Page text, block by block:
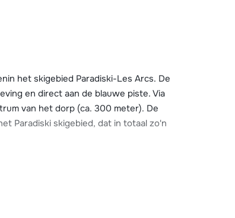
het skigebied Paradiski-Les Arcs. De
en direct aan de blauwe piste. Via
van het dorp (ca. 300 meter). De
Paradiski skigebied, dat in totaal zo'n
skischolen, (sport)winkels met